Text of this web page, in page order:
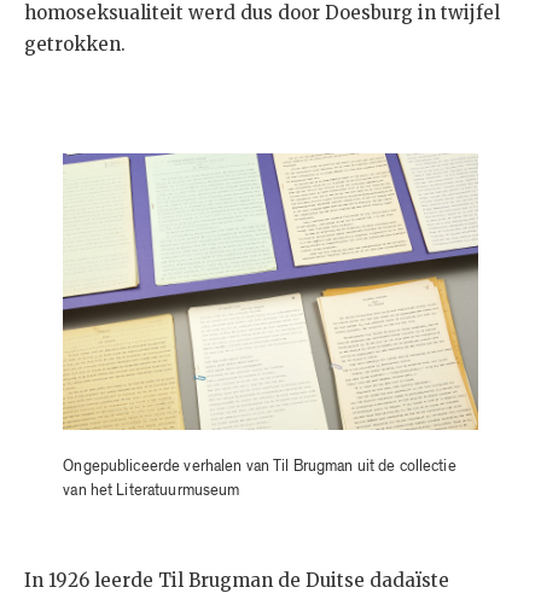
homoseksualiteit werd dus door Doesburg in twijfel
getrokken.
Ongepubliceerde verhalen van Til Brugman uit de collectie
van het Literatuurmuseum
In 1926 leerde Til Brugman de Duitse dadaïste